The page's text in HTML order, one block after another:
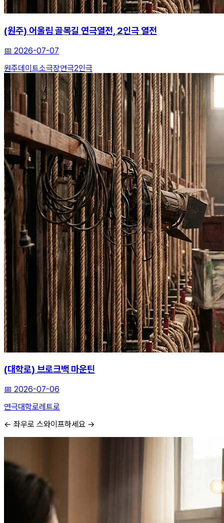
(원주) 어울림 골목길 연극열전, 2인극 열전
📅 2026-07-07
원주데이트소극장연극2인극
(대학로) 브로크백 마운틴
📅 2026-07-06
연극대학로레트로
← 좌우로 스와이프하세요 →